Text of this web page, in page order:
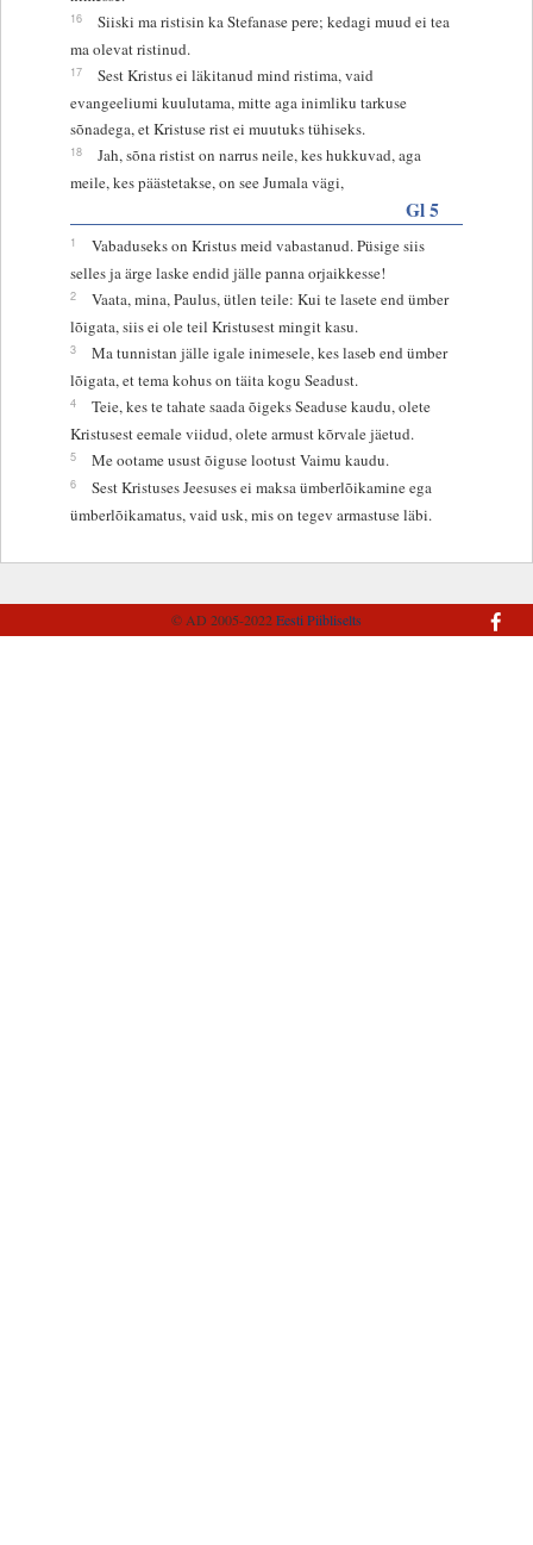
16
Siiski ma ristisin ka Stefanase pere; kedagi muud ei tea
ma olevat ristinud.
17
Sest Kristus ei läkitanud mind ristima, vaid
evangeeliumi kuulutama, mitte aga inimliku tarkuse
sõnadega, et Kristuse rist ei muutuks tühiseks.
18
Jah, sõna ristist on narrus neile, kes hukkuvad, aga
meile, kes päästetakse, on see Jumala vägi,
Gl 5
1
Vabaduseks on Kristus meid vabastanud. Püsige siis
selles ja ärge laske endid jälle panna orjaikkesse!
2
Vaata, mina, Paulus, ütlen teile: Kui te lasete end ümber
lõigata, siis ei ole teil Kristusest mingit kasu.
3
Ma tunnistan jälle igale inimesele, kes laseb end ümber
lõigata, et tema kohus on täita kogu Seadust.
4
Teie, kes te tahate saada õigeks Seaduse kaudu, olete
Kristusest eemale viidud, olete armust kõrvale jäetud.
5 Me ootame usust õiguse lootust Vaimu kaudu.
6
Sest Kristuses Jeesuses ei maksa ümberlõikamine ega
ümberlõikamatus, vaid usk, mis on tegev armastuse läbi.
© AD 2005-2022Eesti Piibliselts